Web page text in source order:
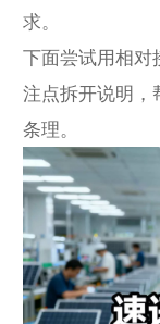
求。
下面尝试用相对
注点拆开说明，
条理。